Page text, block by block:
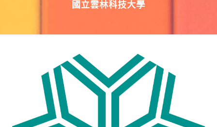
國立雲林科技大學